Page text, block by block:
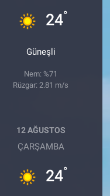
24°
Güneşli
Nem: %71
Rüzgar: 2.81 m/s
12 AĞUSTOS
ÇARŞAMBA
24°